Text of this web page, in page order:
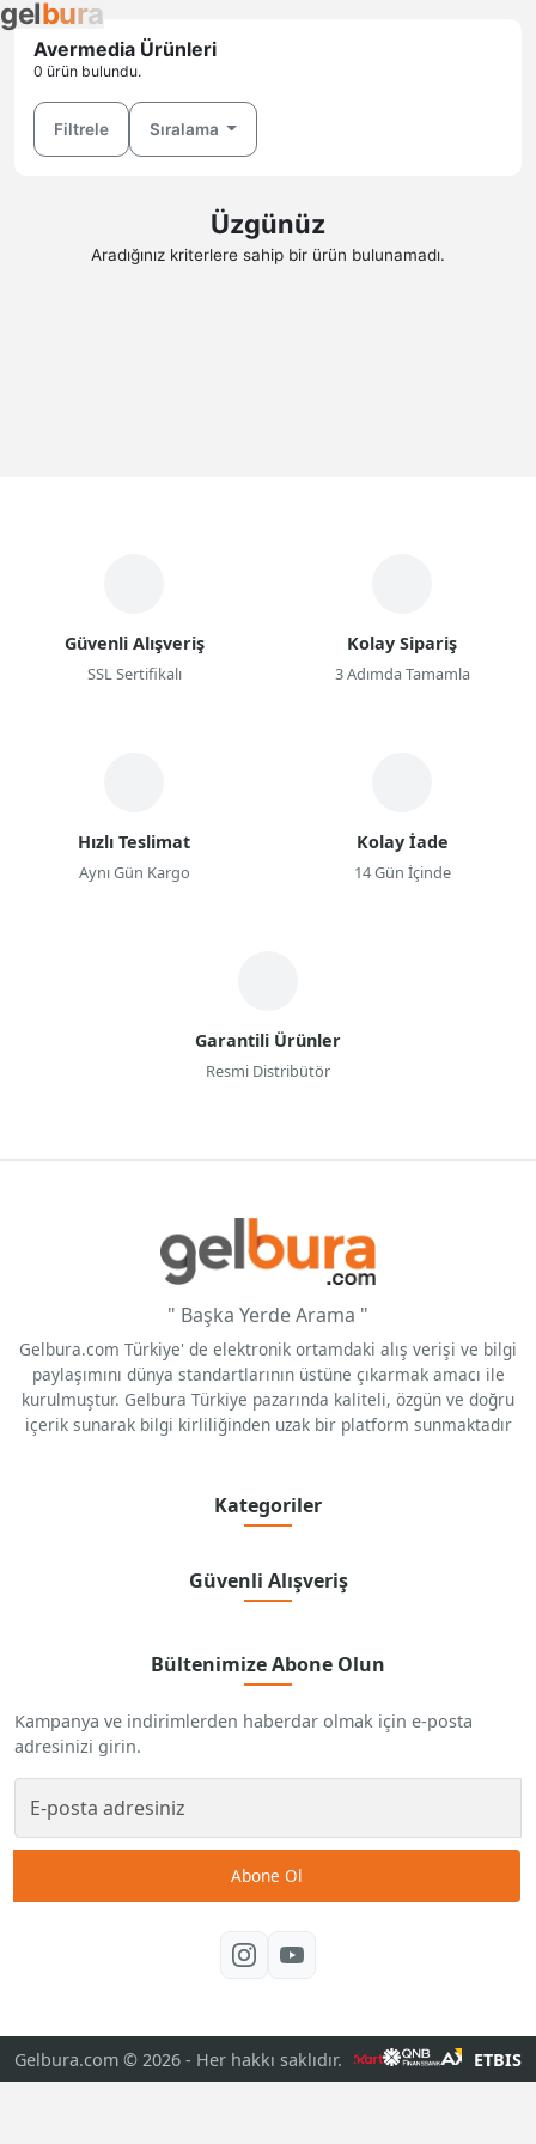
gelbura
Avermedia Ürünleri
0 ürün bulundu.
Filtrele Sıralama
Üzgünüz
Aradığınız kriterlere sahip bir ürün bulunamadı.
Güvenli Alışveriş
SSL Sertifikalı
Kolay Sipariş
3 Adımda Tamamla
Hızlı Teslimat
Aynı Gün Kargo
Kolay İade
14 Gün İçinde
Garantili Ürünler
Resmi Distribütör
" Başka Yerde Arama "
Gelbura.com Türkiye' de elektronik ortamdaki alış verişi ve bilgi
paylaşımını dünya standartlarının üstüne çıkarmak amacı ile
kurulmuştur. Gelbura Türkiye pazarında kaliteli, özgün ve doğru
içerik sunarak bilgi kirliliğinden uzak bir platform sunmaktadır
Kategoriler
Güvenli Alışveriş
Bültenimize Abone Olun
Kampanya ve indirimlerden haberdar olmak için e-posta
adresinizi girin.
Abone Ol
Gelbura.com © 2026 - Her hakkı saklıdır. ETBIS